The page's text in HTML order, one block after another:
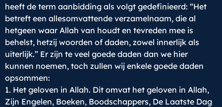
heeft de term aanbidding als volgt gedefinieerd: “Het
betreft een allesomvattende verzamelnaam, die al
hetgeen waar Allah van houdt en tevreden mee is
behelst, hetzij woorden of daden, zowel innerlijk als
uiterlijk.” Er zijn te veel goede daden dan we hier
kunnen noemen, toch zullen wij enkele goede daden
opsommen:
1. Het geloven in Allah. Dit omvat het geloven in Allah,
Zijn Engelen, Boeken, Boodschappers, De Laatste Dag